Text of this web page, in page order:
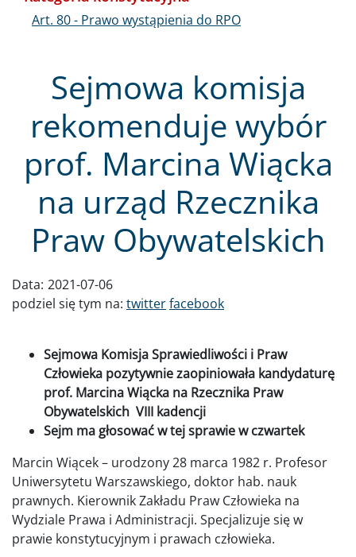
Sejmowa komisja
rekomenduje wybór
prof. Marcina Wiącka
na urząd Rzecznika
Praw Obywatelskich
Data: 2021-07-06
podziel się tym na: twitterfacebook
Sejmowa Komisja Sprawiedliwości i Praw
Człowieka pozytywnie zaopiniowała kandydaturę
prof. Marcina Wiącka na Rzecznika Praw
Obywatelskich VIII kadencji
Sejm ma głosować w tej sprawie w czwartek
Marcin Wiącek – urodzony 28 marca 1982 r. Profesor
Uniwersytetu Warszawskiego, doktor hab. nauk
prawnych. Kierownik Zakładu Praw Człowieka na
Wydziale Prawa i Administracji. Specjalizuje się w
prawie konstytucyjnym i prawach człowieka.
Art. 80 - Prawo wystąpienia do RPO